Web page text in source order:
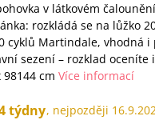
v látkovém čalounění
rozkládá se na lůžko
cyklů Martindale, vhodná i
sezení – rozklad oceníte
98144 cm Více informací
týdny